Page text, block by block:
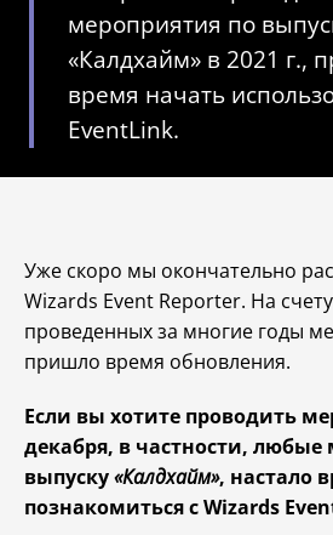
мероприятия по
«Калдхайм» в 2021 г.,
время начать
EventLink.
Уже скоро мы окончательно
Wizards Event Reporter. На
проведенных за многие годы
пришло время обновления.
Если вы хотите проводить
декабря, в частности, любые
выпуску«Калдхайм», настало
познакомиться с Wizards